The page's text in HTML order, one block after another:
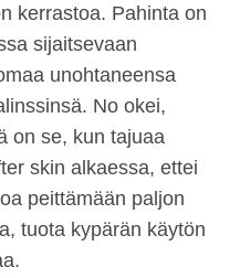
kerrastoa. Pahinta on
sijaitsevaan
unohtaneensa
No okei,
on se, kun tajuaa
skin alkaessa, ettei
peittämään paljon
tuota kypärän käytön